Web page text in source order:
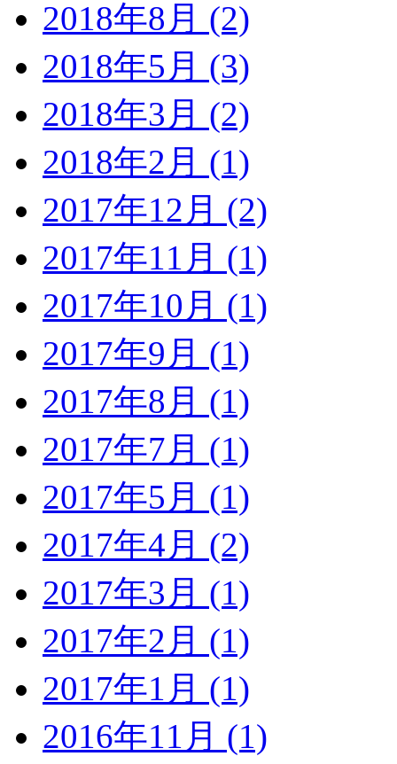
2018年8月 (2)
2018年5月 (3)
2018年3月 (2)
2018年2月 (1)
2017年12月 (2)
2017年11月 (1)
2017年10月 (1)
2017年9月 (1)
2017年8月 (1)
2017年7月 (1)
2017年5月 (1)
2017年4月 (2)
2017年3月 (1)
2017年2月 (1)
2017年1月 (1)
2016年11月 (1)